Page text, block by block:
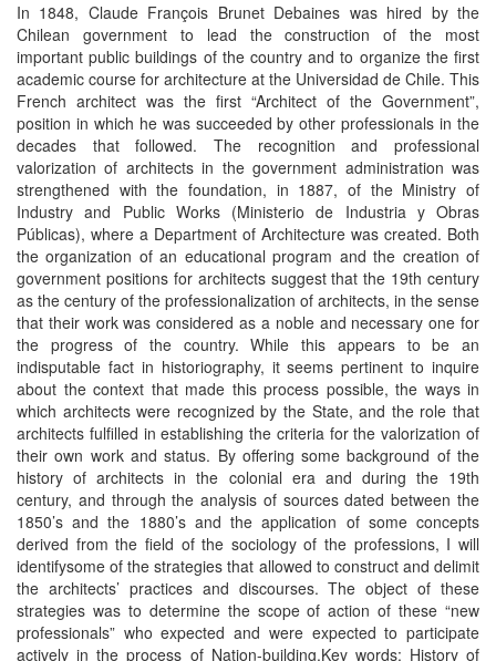
In 1848, Claude François Brunet Debaines was hired by the
Chilean government to lead the construction of the most
important public buildings of the country and to organize the first
academic course for architecture at the Universidad de Chile. This
French architect was the first “Architect of the Government”,
position in which he was succeeded by other professionals in the
decades that followed. The recognition and professional
valorization of architects in the government administration was
strengthened with the foundation, in 1887, of the Ministry of
Industry and Public Works (Ministerio de Industria y Obras
Públicas), where a Department of Architecture was created. Both
the organization of an educational program and the creation of
government positions for architects suggest that the 19th century
as the century of the professionalization of architects, in the sense
that their work was considered as a noble and necessary one for
the progress of the country. While this appears to be an
indisputable fact in historiography, it seems pertinent to inquire
about the context that made this process possible, the ways in
which architects were recognized by the State, and the role that
architects fulfilled in establishing the criteria for the valorization of
their own work and status. By offering some background of the
history of architects in the colonial era and during the 19th
century, and through the analysis of sources dated between the
1850’s and the 1880’s and the application of some concepts
derived from the field of the sociology of the professions, I will
identifysome of the strategies that allowed to construct and delimit
the architects’ practices and discourses. The object of these
strategies was to determine the scope of action of these “new
professionals” who expected and were expected to participate
actively in the process of Nation-building.Key words: History of